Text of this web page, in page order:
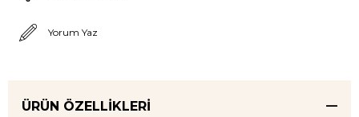
Yorum Yaz
ÜRÜN ÖZELLIKLERI